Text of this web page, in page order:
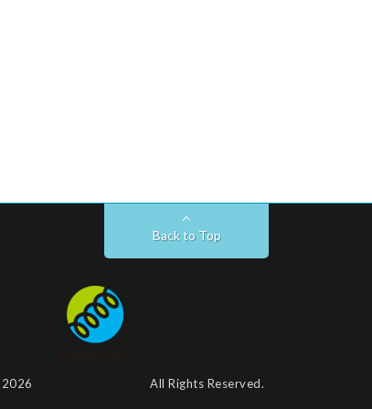
Back to Top
All Rights Reserved.